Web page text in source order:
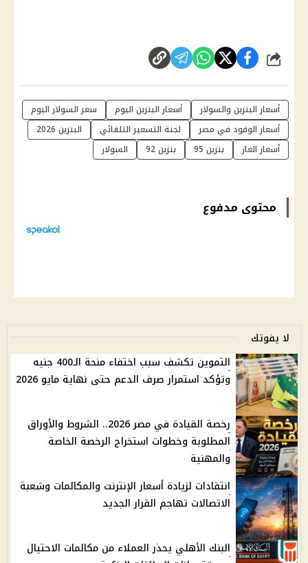
شارك
أسعار البنزين والسولار أسعار البنزين اليوم
سعر السولار اليوم
أسعار الوقود في مصر
لجنة التسعير التلقائي
البنزين 2026
أسعار الغاز
بنزين 95 بنزين 92 السولار
محتوى مدفوع
لا يفوتك
التموين تكشف سبب اختفاء منحة الـ400 جنيه
وتؤكد استمرار صرف الدعم حتى نهاية مايو 2026
رخصة القيادة في مصر 2026.. الشروط والأوراق
المطلوبة وخطوات استخراج الرخصة الخاصة
والمهنية
انتقادات لزيادة أسعار الإنترنت والمكالمات وشعبة
الاتصالات تهاجم القرار الجديد
البنك الأهلي يحذر العملاء من مكالمات الاحتيال